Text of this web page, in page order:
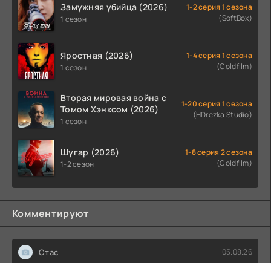
Замужняя убийца (2026)
1 сезон
1-2 серия 1 сезона
(SoftBox)
Яростная (2026)
1 сезон
1-4 серия 1 сезона
(Coldfilm)
Вторая мировая война с
Томом Хэнксом (2026)
1 сезон
1-20 серия 1 сезона
(HDrezka Studio)
Шугар (2026)
1-2 сезон
1-8 серия 2 сезона
(Coldfilm)
Комментируют
Стас 05.08.26